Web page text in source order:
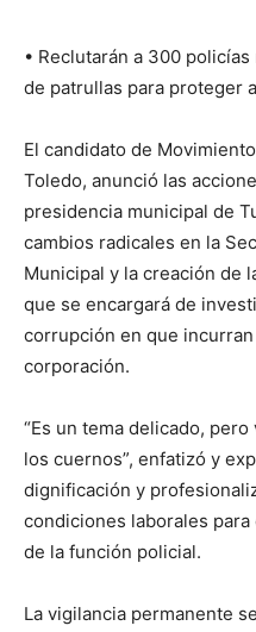
• Reclutarán a 300
de patrullas para proteger
El candidato de
Toledo, anunció las
presidencia municipal de
cambios radicales en la
Municipal y la creación de
que se encargará de
corrupción en que
corporación.
“Es un tema delicado,
los cuernos”, enfatizó y
dignificación y
condiciones laborales
de la función policial.
La vigilancia permanente